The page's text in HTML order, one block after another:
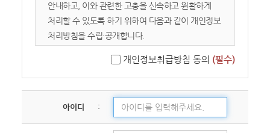
이용자 번호(ID)와 비밀번호를 발급받은 자를
말합니다.
3. 콘텐츠: 교회가 서비스 상에서 제공하는 설교
영상, 텍스트, 이미지 등 모든 자료를 의미합니다.
제 2 장 서비스 이용 및 관리
제 4 조 (이용 신청 및 승낙)
① 이용계약은 이용자가 약관 내용에 동의하고
안내하고, 이와 관련한 고충을 신속하고 원활하게
처리할 수 있도록 하기 위하여 다음과 같이 개인정보
처리방침을 수립·공개합니다.
01. 개인정보의 수집 및 이용목적
02. 수집하는 개인정보의 항목 및 수집방법
03. 개인정보의 공유 및 제3자 제공
04. 개인정보 처리의 위탁
05. 개인정보의 처리 및 보유기간
개인정보취급방침 동의 (필수)
아이디 :